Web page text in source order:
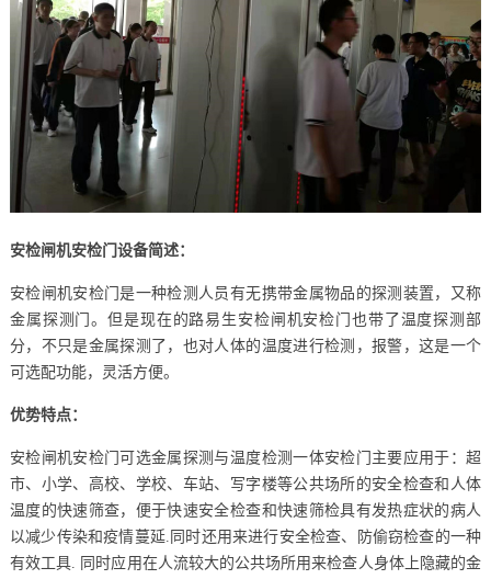
安检闸机安检门设备简述：
安检闸机安检门是一种检测人员有无携带金属物品的探测装置，又称
金属探测门。但是现在的路易生安检闸机安检门也带了温度探测部
分，不只是金属探测了，也对人体的温度进行检测，报警，这是一个
可选配功能，灵活方便。
优势特点：
安检闸机安检门可选金属探测与温度检测一体安检门主要应用于：超
市、小学、高校、学校、车站、写字楼等公共场所的安全检查和人体
温度的快速筛查，便于快速安全检查和快速筛检具有发热症状的病人
以减少传染和疫情蔓延.同时还用来进行安全检查、防偷窃检查的一种
有效工具. 同时应用在人流较大的公共场所用来检查人身体上隐藏的金